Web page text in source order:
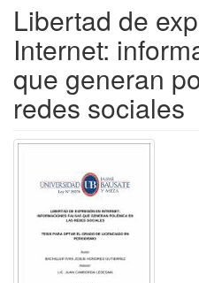
Libertad de
Internet:
que generan
redes sociales